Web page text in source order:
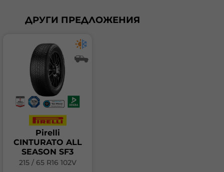
ДРУГИ ПРЕДЛОЖЕНИЯ
Pirelli
CINTURATO ALL
SEASON SF3
215 / 65 R16 102V